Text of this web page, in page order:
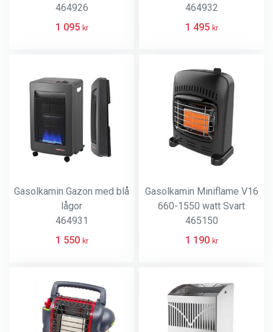
464926
1 095 kr
464932
1 495 kr
Gasolkamin Gazon med blå
lågor
464931
1 550 kr
Gasolkamin Miniflame V16
660-1550 watt Svart
465150
1 190 kr